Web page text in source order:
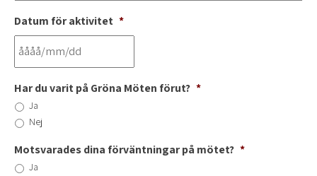
Datum för aktivitet *
Har du varit på Gröna Möten förut? *
Ja
Nej
Motsvarades dina förväntningar på mötet? *
Ja